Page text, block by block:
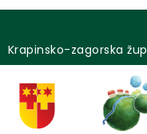
Krapinsko-zagorska